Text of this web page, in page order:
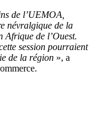
de l’UEMOA,
névralgique de la
Afrique de l’Ouest.
session pourraient
de la région », a